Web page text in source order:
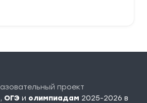
проект
, ОГЭ и олимпиадам 2025-2026 в